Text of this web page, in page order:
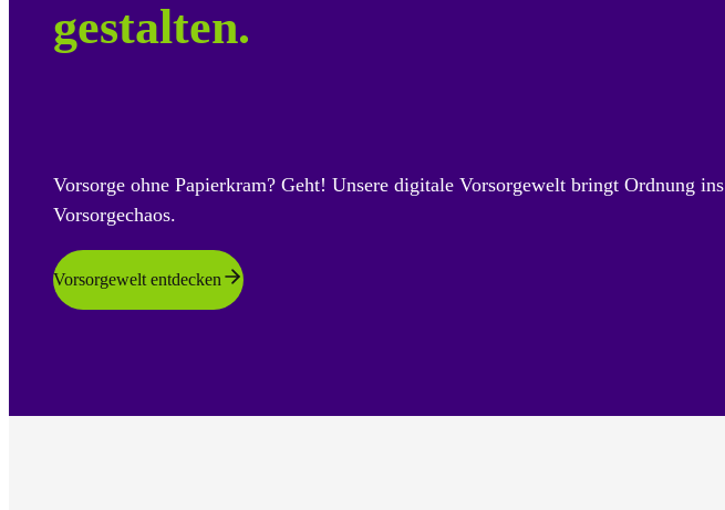
gestalten.
Vorsorge ohne Papierkram? Geht! Unsere digitale Vorsorgewelt bringt Ordnung ins
Vorsorgechaos.
Vorsorgewelt entdecken